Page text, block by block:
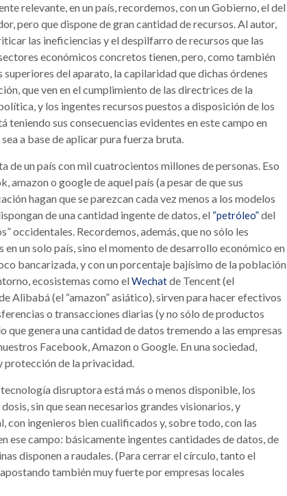
relevante, en un país, recordemos, con un Gobierno, el del
pero que dispone de gran cantidad de recursos. Al autor,
las ineficiencias y el despilfarro de recursos que las
económicos concretos tienen, pero, como también
del aparato, la capilaridad que dichas órdenes
que ven en el cumplimiento de las directrices de la
y los ingentes recursos puestos a disposición de los
teniendo sus consecuencias evidentes en este campo en
a base de aplicar pura fuerza bruta.
de un país con mil cuatrocientos millones de personas. Eso
amazon o google de aquel país (a pesar de que sus
hagan que se parezcan cada vez menos a los modelos
de una cantidad ingente de datos, el “petróleo”del
occidentales. Recordemos, además, que no sólo les
un solo país, sino el momento de desarrollo económico en
bancarizada, y con un porcentaje bajísimo de la población
ecosistemas como elWechatde Tencent (el
Alibabá (el “amazon” asiático), sirven para hacer efectivos
o transacciones diarias (y no sólo de productos
que genera una cantidad de datos tremendo a las empresas
Facebook, Amazon o Google. En una sociedad,
protección de la privacidad.
disruptora está más o menos disponible, los
sin que sean necesarios grandes visionarios, y
con ingenieros bien cualificados y, sobre todo, con las
ese campo: básicamente ingentes cantidades de datos, de
disponen a raudales. (Para cerrar el círculo, tanto el
también muy fuerte por empresas locales